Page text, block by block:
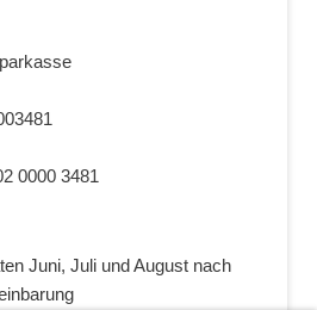
0000 3481
Juni, Juli und August nach